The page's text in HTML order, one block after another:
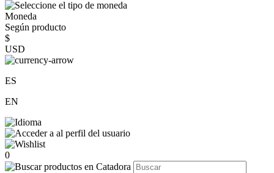
Moneda
Según producto
$
USD
ES
EN
0